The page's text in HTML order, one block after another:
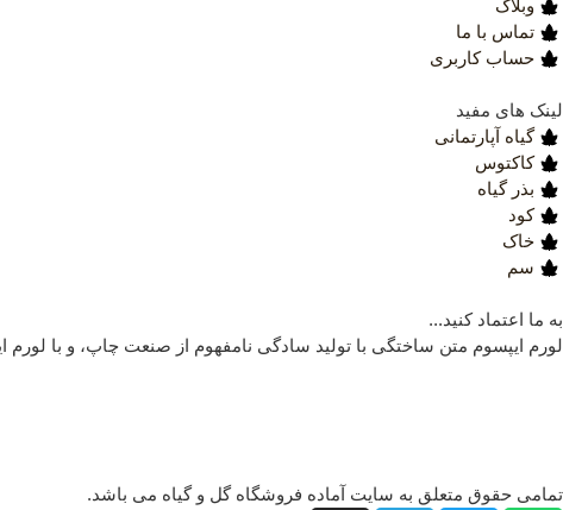
وبلاگ
تماس با ما
حساب کاربری
لینک های مفید
گیاه آپارتمانی
کاکتوس
بذر گیاه
کود
خاک
سم
به ما اعتماد کنید...
لورم ایپسوم متن ساختگی با تولید سادگی نامفهوم از صنعت چاپ، و با
تمامی حقوق متعلق به سایت آماده فروشگاه گل و گیاه می باشد.